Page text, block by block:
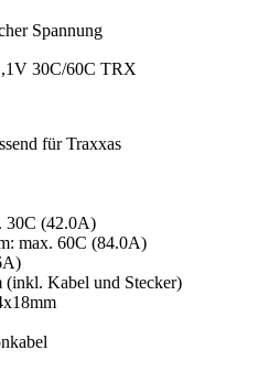
Spannung
30C/60C TRX
für Traxxas
30C (42.0A)
max. 60C (84.0A)
(inkl. Kabel und Stecker)